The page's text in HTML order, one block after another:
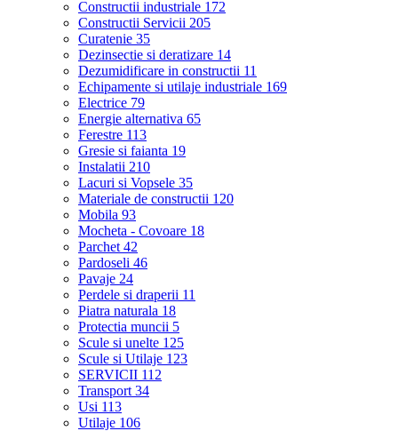
Constructii industriale 172
Constructii Servicii 205
Curatenie 35
Dezinsectie si deratizare 14
Dezumidificare in constructii 11
Echipamente si utilaje industriale 169
Electrice 79
Energie alternativa 65
Ferestre 113
Gresie si faianta 19
Instalatii 210
Lacuri si Vopsele 35
Materiale de constructii 120
Mobila 93
Mocheta - Covoare 18
Parchet 42
Pardoseli 46
Pavaje 24
Perdele si draperii 11
Piatra naturala 18
Protectia muncii 5
Scule si unelte 125
Scule si Utilaje 123
SERVICII 112
Transport 34
Usi 113
Utilaje 106